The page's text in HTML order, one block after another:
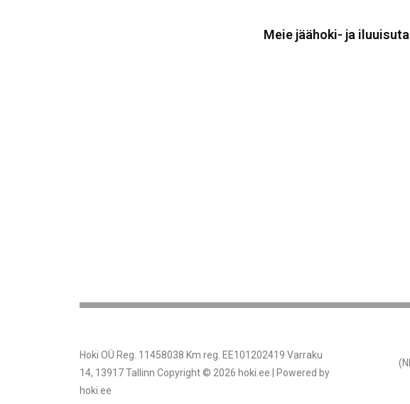
Meie jäähoki- ja
Hoki OÜ Reg. 11458038 Km reg. EE101202419 Varraku
14, 13917 Tallinn Copyright © 2026 hoki.ee | Powered by
hoki.ee